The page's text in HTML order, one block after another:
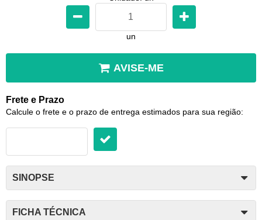
un
AVISE-ME
Frete e Prazo
Calcule o frete e o prazo de entrega estimados para sua região:
SINOPSE
FICHA TÉCNICA